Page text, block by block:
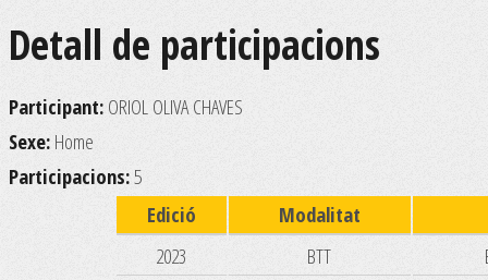
Detall de participacions
Participant: ORIOL OLIVA CHAVES
Sexe: Home
Participacions:5
Edició
Modalitat
2023
BTT